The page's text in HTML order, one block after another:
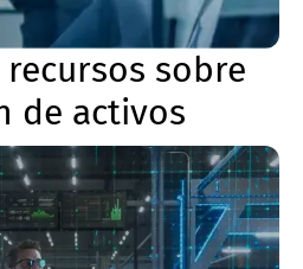
sobre
de activos